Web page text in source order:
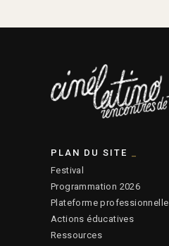
PLAN DU SITE
Festival
Programmation 2026
Plateforme professionnelle
Actions éducatives
Ressources